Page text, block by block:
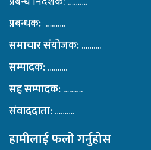
प्रबन्धक: ……….
समाचार संयोजक:……….
सम्पादक:……….
सह सम्पादक:……….
संवाददाता:……….
हामीलाई फलाे गर्नुहाेस